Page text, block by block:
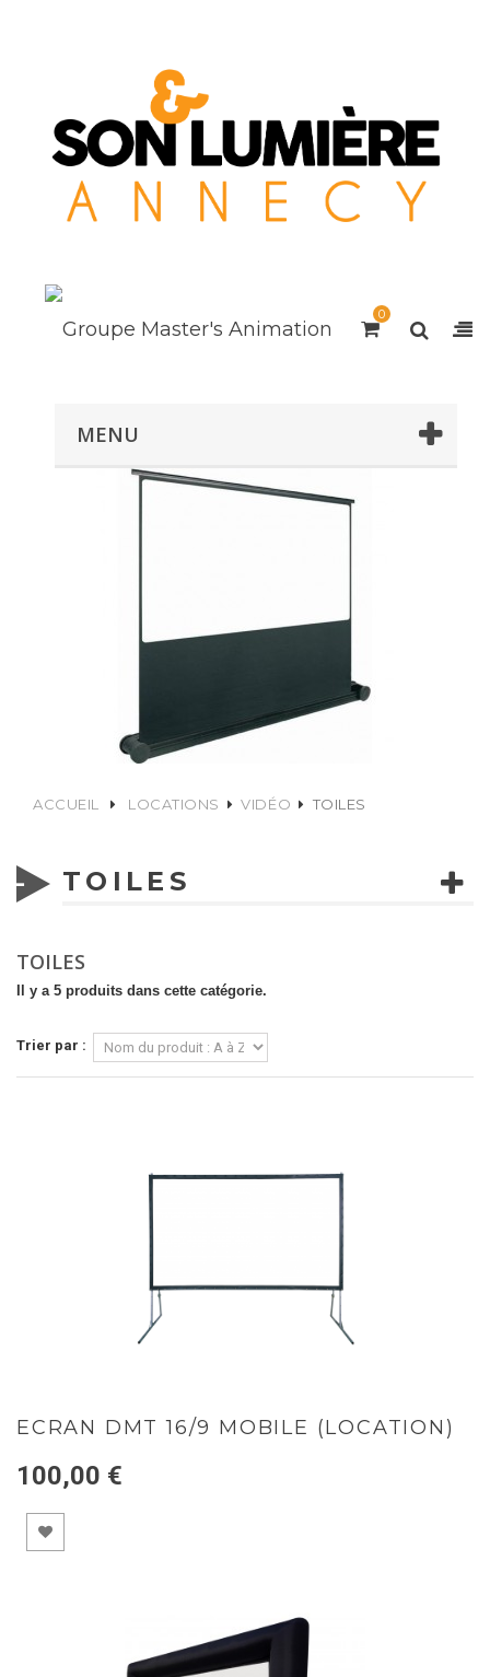
0
MENU
ACCUEIL LOCATIONS VIDÉO TOILES
TOILES
TOILES
Il y a 5 produits dans cette catégorie.
Trier par :
ECRAN DMT 16/9 MOBILE (LOCATION)
100,00 €